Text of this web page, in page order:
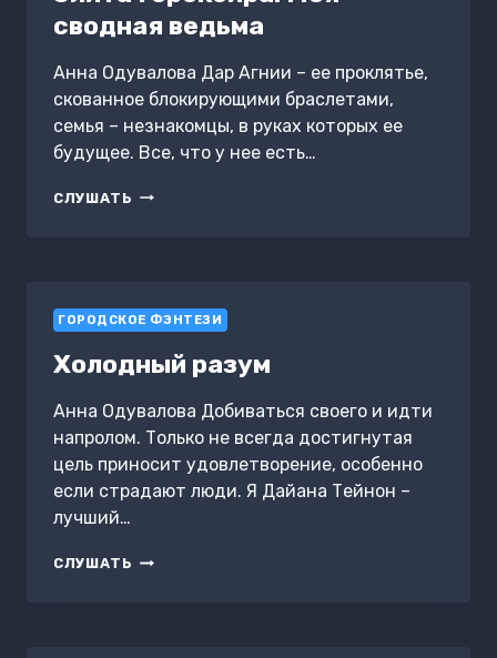
сводная ведьма
Анна Одувалова Дар Агнии – ее проклятье,
скованное блокирующими браслетами,
семья – незнакомцы, в руках которых ее
будущее. Все, что у нее есть…
СЛУШАТЬ ЭЛИТА
ГОРОДСКОЕ ФЭНТЕЗИ
Холодный разум
Анна Одувалова Добиваться своего и идти
напролом. Только не всегда достигнутая
цель приносит удовлетворение, особенно
если страдают люди. Я Дайана Тейнон –
лучший…
СЛУШАТЬ ХОЛОДНЫЙ